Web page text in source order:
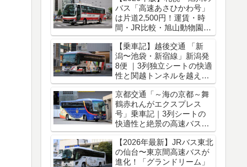
バス「高速あさひかわ号」
は片道2,500円！運賃・時
間・JR比較・旭山動物園ア
クセス完全ガイド
【乗車記】越後交通 「新
潟〜池袋・新宿線」新潟発
8便 ｜3列独立シートの快適
性と関越トンネルを越える
冬のバス旅
京都交通「～海の京都～舞
鶴赤れんがエクスプレス
号」乗車記｜3列シートの
快適性と絶景の高速バス車
窓をレポート
【2026年最新】JRバス東北
の仙台〜東京間高速バスが
進化！「グランドリーム」